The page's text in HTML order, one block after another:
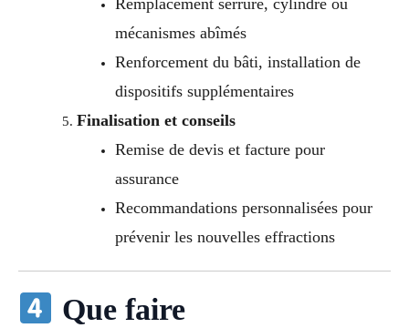
mécanismes abîmés
Renforcement du bâti, installation de
dispositifs supplémentaires
Finalisation et conseils
Remise de devis et facture pour
assurance
Recommandations personnalisées pour
prévenir les nouvelles effractions
Que faire